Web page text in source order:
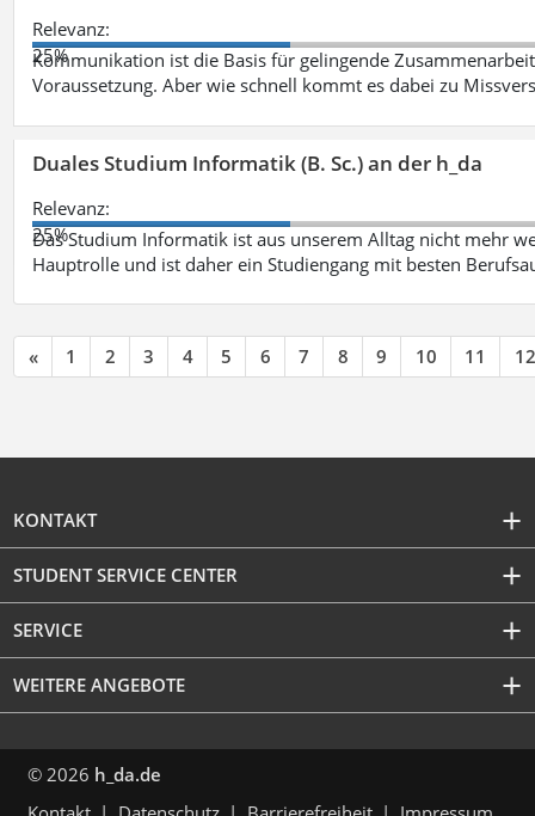
Relevanz:
25%
Kommunikation ist die Basis für gelingende
Voraussetzung. Aber wie schnell kommt es dabei zu
Duales Studium Informatik (B. Sc.) an der h_da
Relevanz:
25%
Das Studium Informatik ist aus unserem Alltag nicht mehr
Hauptrolle und ist daher ein Studiengang mit besten
« 1 2 3 4 5 6 7 8 9 10 11 12
KONTAKT
STUDENT SERVICE CENTER
SERVICE
WEITERE ANGEBOTE
© 2026 h_da.de